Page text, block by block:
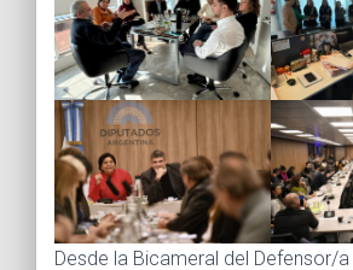
Desde la Bicameral del Defensor/